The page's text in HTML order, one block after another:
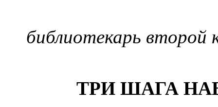
библиотекарь
ТРИ ШАГА